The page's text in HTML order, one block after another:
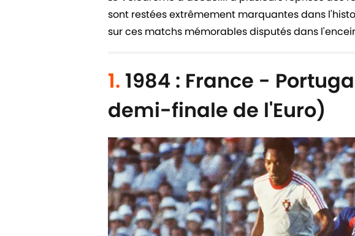
sont restées extrêmement marquantes dans
sur ces matchs mémorables disputés dans
1. 1984 : France -
demi-finale de l'Euro)